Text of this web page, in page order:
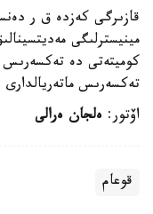
قازىرگى كەزدە ق ر
مينيسترلىگى
كوميتەتى دە
تەكسەرىس ماتەريالدارى
اۆتور: ەلجان ەرالى
قوعام